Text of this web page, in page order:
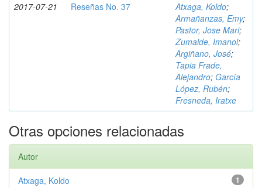
2017-07-21 Reseñas No. 37 Atxaga, Koldo;
Armañanzas, Emy;
Pastor, Jose Mari;
Zumalde, Imanol;
Argiñano, José;
Tapia Frade,
Alejandro; García
López, Rubén;
Fresneda, Iratxe
Otras opciones relacionadas
Autor
1
Atxaga, Koldo